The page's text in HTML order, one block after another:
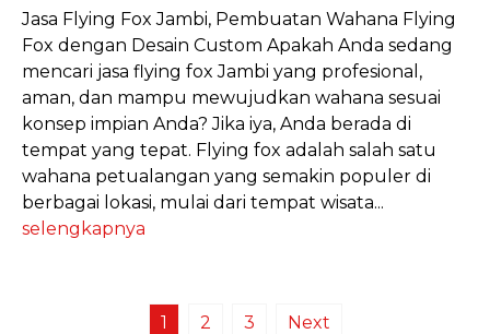
Jasa Flying Fox Jambi, Pembuatan Wahana Flying
Fox dengan Desain Custom Apakah Anda sedang
mencari jasa flying fox Jambi yang profesional,
aman, dan mampu mewujudkan wahana sesuai
konsep impian Anda? Jika iya, Anda berada di
tempat yang tepat. Flying fox adalah salah satu
wahana petualangan yang semakin populer di
berbagai lokasi, mulai dari tempat wisata...
selengkapnya
1 2 3 Next